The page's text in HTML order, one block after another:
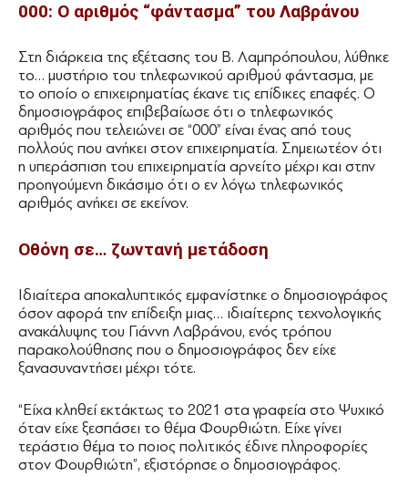
000: Ο αριθμός “φάντασμα” του Λαβράνου
Στη διάρκεια της εξέτασης του Β. Λαμπρόπουλου, λύθηκε
το… μυστήριο του τηλεφωνικού αριθμού φάντασμα, με
το οποίο ο επιχειρηματίας έκανε τις επίδικες επαφές. Ο
δημοσιογράφος επιβεβαίωσε ότι ο τηλεφωνικός
αριθμός που τελειώνει σε “000” είναι ένας από τους
πολλούς που ανήκει στον επιχειρηματία. Σημειωτέον ότι
η υπεράσπιση του επιχειρηματία αρνείτο μέχρι και στην
προηγούμενη δικάσιμο ότι ο εν λόγω τηλεφωνικός
αριθμός ανήκει σε εκείνον.
Οθόνη σε… ζωντανή μετάδοση
Ιδιαίτερα αποκαλυπτικός εμφανίστηκε ο δημοσιογράφος
όσον αφορά την επίδειξη μιας… ιδιαίτερης τεχνολογικής
ανακάλυψης του Γιάννη Λαβράνου, ενός τρόπου
παρακολούθησης που ο δημοσιογράφος δεν είχε
ξανασυναντήσει μέχρι τότε.
“Είχα κληθεί εκτάκτως το 2021 στα γραφεία στο Ψυχικό
όταν είχε ξεσπάσει το θέμα Φουρθιώτη. Είχε γίνει
τεράστιο θέμα το ποιος πολιτικός έδινε πληροφορίες
στον Φουρθιώτη”, εξιστόρησε ο δημοσιογράφος.